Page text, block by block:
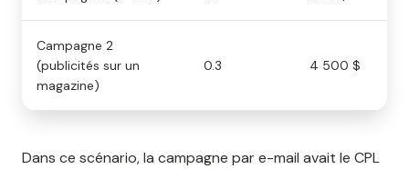
Campagne 2
(publicités sur un
magazine)
0.3 4 500 $
Dans ce scénario, la campagne par e-mail avait le CPL